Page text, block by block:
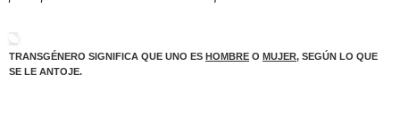
TRANSGÉNERO SIGNIFICA QUE UNO ES HOMBRE O MUJER, SEGÚN LO QUE
SE LE ANTOJE.